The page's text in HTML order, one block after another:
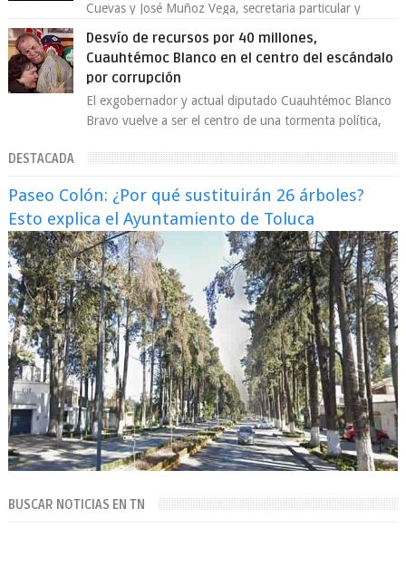
Cuevas y José Muñoz Vega, secretaria particular y
coordinador de asesores de la jefa d...
Desvío de recursos por 40 millones,
Cuauhtémoc Blanco en el centro del escándalo
por corrupción
El exgobernador y actual diputado Cuauhtémoc Blanco
Bravo vuelve a ser el centro de una tormenta política,
DESTACADA
Paseo Colón: ¿Por qué sustituirán 26 árboles?
Esto explica el Ayuntamiento de Toluca
BUSCAR NOTICIAS EN TN